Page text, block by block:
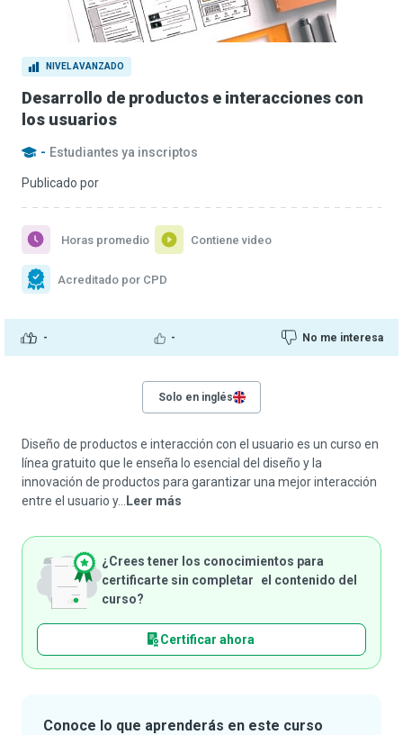
NIVEL AVANZADO
Desarrollo de productos e interacciones con
los usuarios
- Estudiantes ya inscriptos
Publicado por
- - No me interesa
Horas promedio Contiene video
Acreditado por CPD
Solo en inglés
Diseño de productos e interacción con el usuario es un curso en
línea gratuito que le enseña lo esencial del diseño y la
innovación de productos para garantizar una mejor interacción
entre el usuario y...
Leer más
¿Crees tener los conocimientos para
certificarte sin completar el contenido del
curso?
Certificar ahora
Conoce lo que aprenderás en este curso